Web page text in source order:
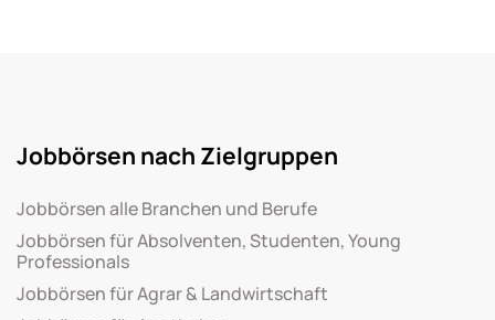
Jobbörsen nach Zielgruppen
Jobbörsen alle Branchen und Berufe
Jobbörsen für Absolventen, Studenten, Young
Professionals
Jobbörsen für Agrar & Landwirtschaft